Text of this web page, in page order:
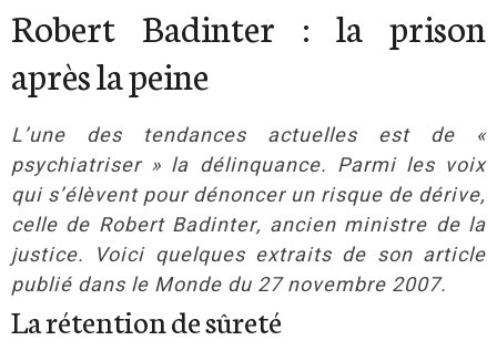
Robert Badinter : la prison
après la peine
L’une des tendances actuelles est de «
psychiatriser » la délinquance. Parmi les voix
qui s’élèvent pour dénoncer un risque de dérive,
celle de Robert Badinter, ancien ministre de la
justice. Voici quelques extraits de son article
publié dans le Monde du 27 novembre 2007.
La rétention de sûreté